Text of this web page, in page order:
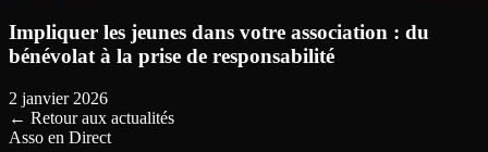
Impliquer les jeunes dans votre association : du
bénévolat à la prise de responsabilité
2 janvier 2026
← Retour aux actualités
Asso en Direct